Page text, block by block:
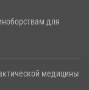
для
медицины